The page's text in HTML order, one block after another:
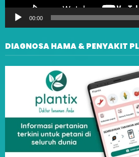
00:00
DIAGNOSA HAMA & PENYAKIT